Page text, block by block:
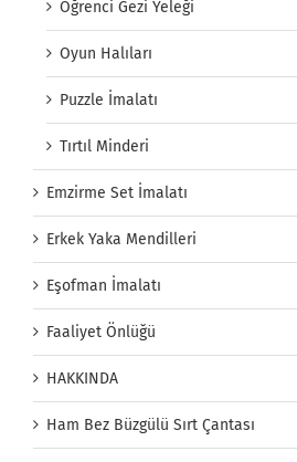
Öğrenci Gezi Yeleği
Oyun Halıları
Puzzle İmalatı
Tırtıl Minderi
Emzirme Set İmalatı
Erkek Yaka Mendilleri
Eşofman İmalatı
Faaliyet Önlüğü
HAKKINDA
Ham Bez Büzgülü Sırt Çantası